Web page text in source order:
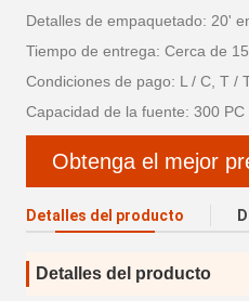
Detalles de empaquetado: 20'
Tiempo de entrega: Cerca de
Condiciones de pago: L / C, T /
Capacidad de la fuente: 300 PC
Obtenga el mejor
Detalles del producto
Detalles del producto